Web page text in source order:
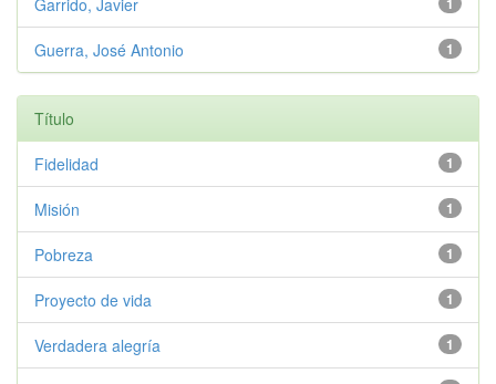
Garrido, Javier
1
Guerra, José Antonio
Título
1
Fidelidad
1
Misión
1
Pobreza
1
Proyecto de vida
1
Verdadera alegría